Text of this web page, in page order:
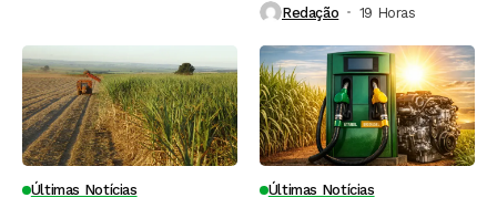
Redação 19 Horas ⁮
Últimas Notícias Últimas Notícias